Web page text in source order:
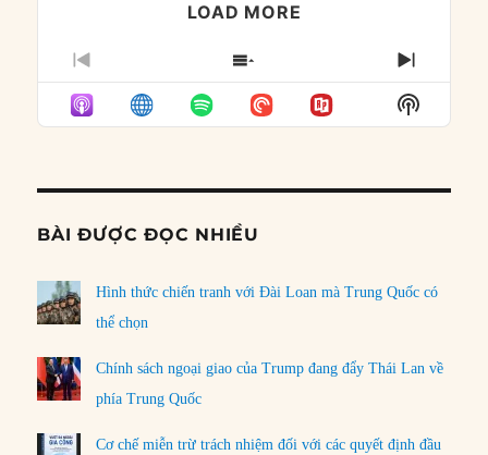
LOAD MORE
PREVIOUS
EPISODE
SHOW
EPISODES
LIST
NEXT
Show
Podcast
BÀI ĐƯỢC ĐỌC NHIỀU
Hình thức chiến tranh với Đài Loan mà Trung Quốc có
thể chọn
Chính sách ngoại giao của Trump đang đẩy Thái Lan về
phía Trung Quốc
Cơ chế miễn trừ trách nhiệm đối với các quyết định đầu